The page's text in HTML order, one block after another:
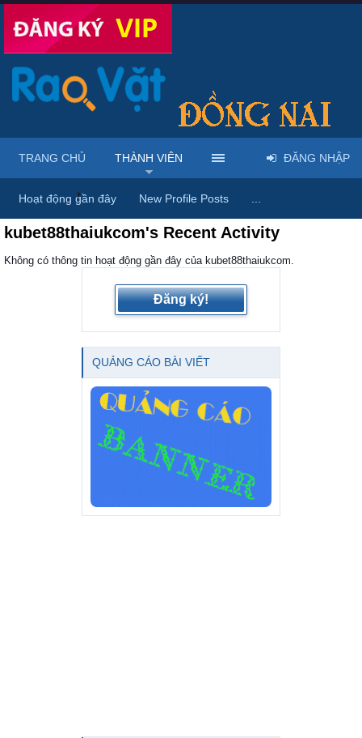
Trang chủ Thành viên
kubet88thaiukcom's Recent Activity
Không có thông tin hoạt động gần đây của kubet88thaiukcom.
Đăng ký!
QUẢNG CÁO BÀI VIẾT
TRANG CHỦ THÀNH VIÊN
Hoạt động gần đây New Profile Posts
ĐĂNG NHẬP